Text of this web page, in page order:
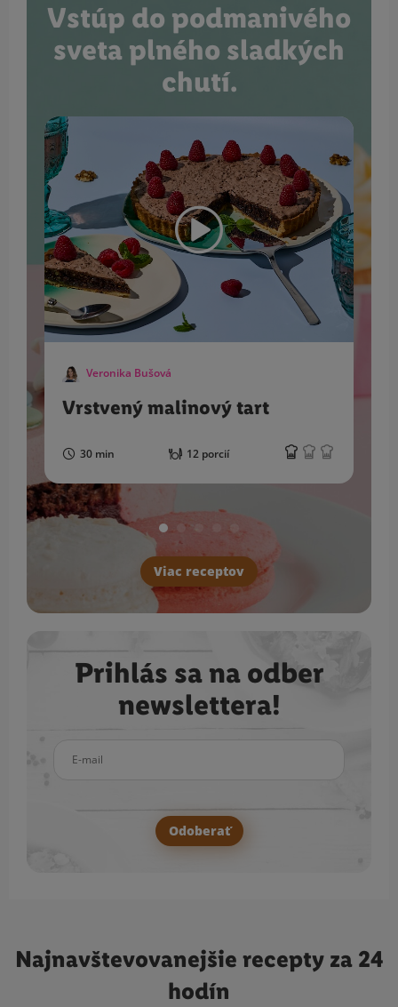
Vstúp do podmanivého
sveta plného sladkých
chutí.
Veronika Bušová
Vrstvený malinový tart
30 min 12 porcií
Viac receptov
Prihlás sa na odber
newslettera!
Odoberať
Najnavštevovanejšie recepty za 24
hodín